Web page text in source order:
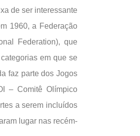
de ser interessante
1960, a Federação
Federation), que
em que se
faz parte dos Jogos
– Comitê Olímpico
a serem incluídos
lugar nas recém-